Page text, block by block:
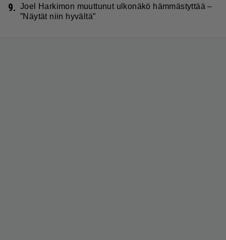
9. Joel Harkimon muuttunut ulkonäkö hämmästyttää –
”Näytät niin hyvältä”